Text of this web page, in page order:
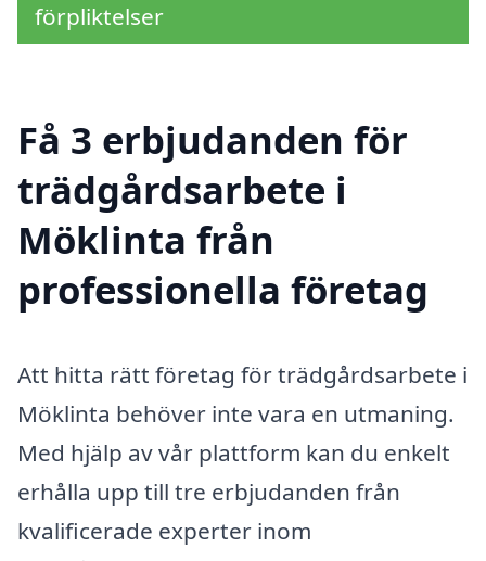
förpliktelser
Få 3 erbjudanden för
trädgårdsarbete i
Möklinta från
professionella företag
Att hitta rätt företag för trädgårdsarbete i
Möklinta behöver inte vara en utmaning.
Med hjälp av vår plattform kan du enkelt
erhålla upp till tre erbjudanden från
kvalificerade experter inom